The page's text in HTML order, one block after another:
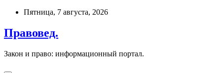
Перейти
содержимому
Пятница, 7 августа, 2026
Правовед.
Закон и право: информационный портал.